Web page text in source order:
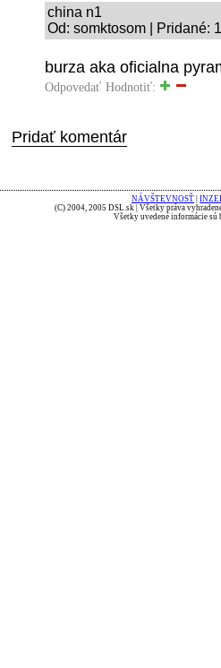
china n1
Od: somktosom | Pridané:
burza aka oficialna
Odpovedať Hodnotiť:
Pridať komentár
NÁVŠTEVNOSŤ
(C) 2004, 2005 DSL.sk | Všetky práva
Všetky uvedené informácie sú